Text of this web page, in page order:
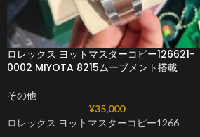
ロレックス ヨットマスターコピー126621-
0002 MIYOTA 8215ムーブメント搭載
その他
¥35,000
ロレックス ヨットマスターコピー1266